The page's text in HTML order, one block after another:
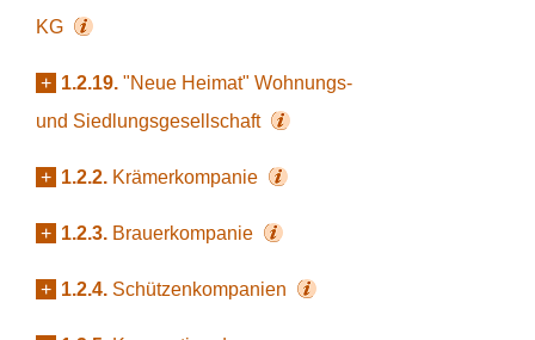
KG
+ 1.2.19. "Neue Heimat" Wohnungs-
und Siedlungsgesellschaft
+ 1.2.2. Krämerkompanie
+ 1.2.3. Brauerkompanie
+ 1.2.4. Schützenkompanien